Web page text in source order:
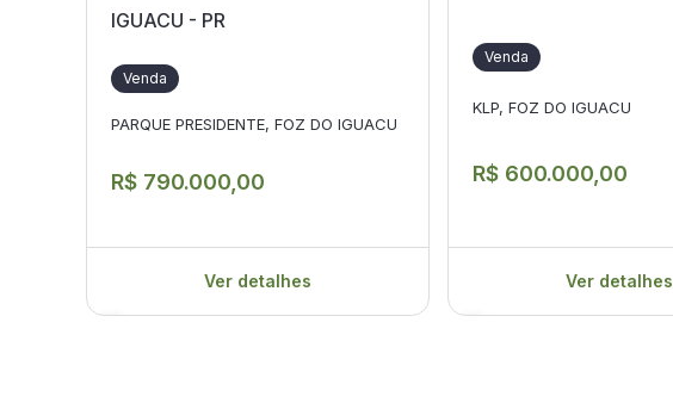
IGUACU - PR
Venda
PARQUE PRESIDENTE, FOZ DO IGUACU
R$ 790.000,00
Ver detalhes
Venda
KLP, FOZ DO IGUACU
R$ 600.000,00
Ver detalhes